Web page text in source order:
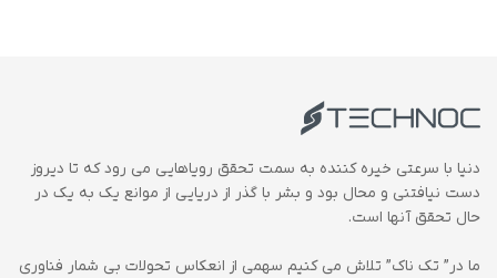
دنیا با سرعتی خیره کننده به سمت تحقق رویاهایی می رود که تا دیروز
دست نیافتنی و محال بود و بشر با گذر از دریایی از موانع یک به یک در
حال تحقق آنها است.
ما در” تک ناک” تلاش می کنیم سهمی از انعکاس تحولات بی شمار فناوری